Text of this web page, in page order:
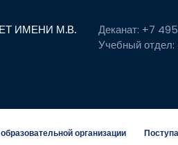
ИМЕНИ М.В.
Деканат: +7
Учебный
организации